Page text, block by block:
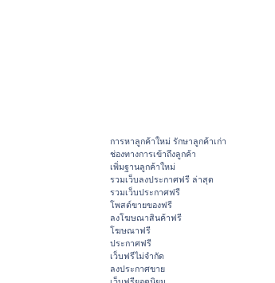
การหาลูกค้าใหม่ รักษาลูกค้าเก่า
ช่องทางการเข้าถึงลูกค้า
เพิ่มฐานลูกค้าใหม่
รวมเว็บลงประกาศฟรี ล่าสุด
รวมเว็บประกาศฟรี
โพสต์ขายของฟรี
ลงโฆษณาสินค้าฟรี
โฆษณาฟรี
ประกาศฟรี
เว็บฟรีไม่จำกัด
ลงประกาศขาย